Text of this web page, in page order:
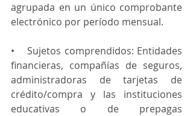
agrupada en un único comprobante
electrónico por período mensual.
•    Sujetos comprendidos: Entidades
financieras, compañías de seguros,
administradoras de tarjetas de
crédito/compra y las instituciones
educativas o de prepagas